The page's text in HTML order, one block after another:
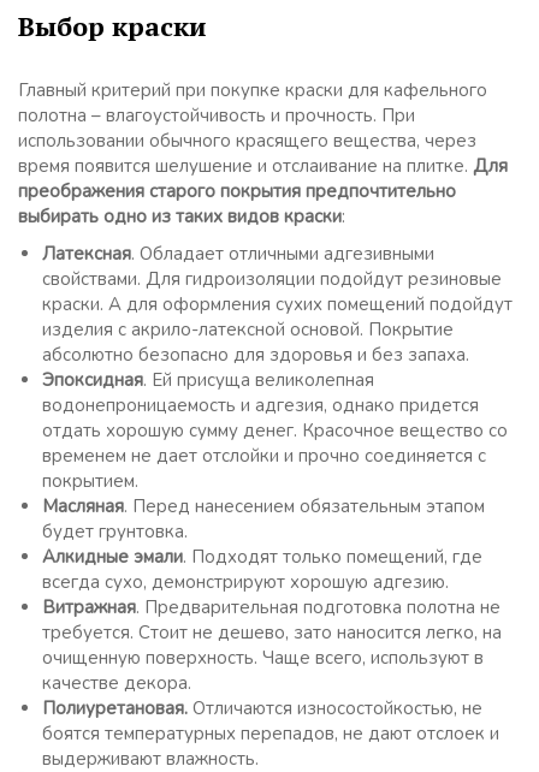
Выбор краски
Главный критерий при покупке краски для кафельного
полотна – влагоустойчивость и прочность. При
использовании обычного красящего вещества, через
время появится шелушение и отслаивание на плитке. Для
преображения старого покрытия предпочтительно
выбирать одно из таких видов краски:
Латексная. Обладает отличными адгезивными
свойствами. Для гидроизоляции подойдут резиновые
краски. А для оформления сухих помещений подойдут
изделия с акрило-латексной основой. Покрытие
абсолютно безопасно для здоровья и без запаха.
Эпоксидная. Ей присуща великолепная
водонепроницаемость и адгезия, однако придется
отдать хорошую сумму денег. Красочное вещество со
временем не дает отслойки и прочно соединяется с
покрытием.
Масляная. Перед нанесением обязательным этапом
будет грунтовка.
Алкидные эмали. Подходят только помещений, где
всегда сухо, демонстрируют хорошую адгезию.
Витражная. Предварительная подготовка полотна не
требуется. Стоит не дешево, зато наносится легко, на
очищенную поверхность. Чаще всего, используют в
качестве декора.
Полиуретановая. Отличаются износостойкостью, не
боятся температурных перепадов, не дают отслоек и
выдерживают влажность.